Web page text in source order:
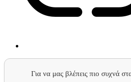
Για να μας βλέπεις πιο συχνά